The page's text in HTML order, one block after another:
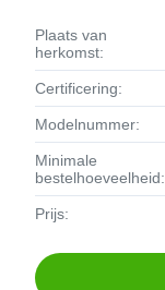
Plaats van
herkomst:
Certificering:
Modelnummer:
Minimale
bestelhoeveelheid:
Prijs: